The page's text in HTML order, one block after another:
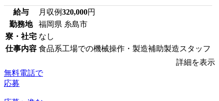
給与 月収例320,000円
勤務地
福岡県 糸島市
寮・社宅 なし
仕事内容 食品系工場での機械操作・製造補助製造スタッフ
詳細を表示
無料電話で
応募